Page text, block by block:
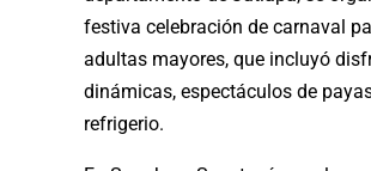
festiva celebración de carnaval
adultas mayores, que incluyó
dinámicas, espectáculos de
refrigerio.